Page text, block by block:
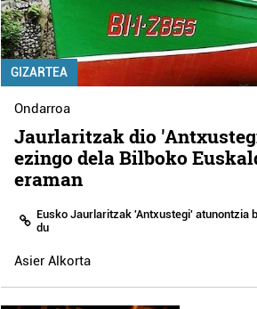
GIZARTEA
Ondarroa
Jaurlaritzak dio
ezingo dela Bilboko
eraman
Eusko Jaurlaritzak 'Antxustegi' atunontzia
du
Asier Alkorta